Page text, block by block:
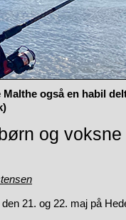
også en habil
og
21. og 22. maj på